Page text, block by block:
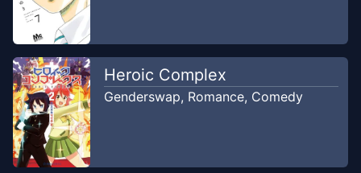
Heroic Complex
Genderswap, Romance, Comedy